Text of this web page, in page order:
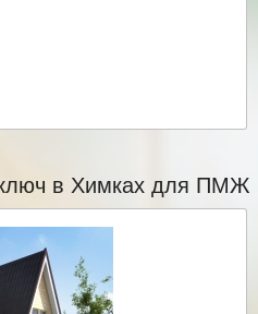
в Химках для ПМЖ